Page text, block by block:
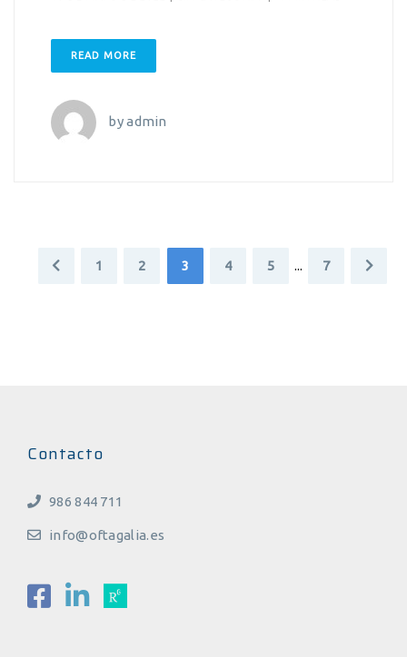
READ MORE
byadmin
1 2 3 4 5 ... 7
Contacto
986 844 711
info@oftagalia.es